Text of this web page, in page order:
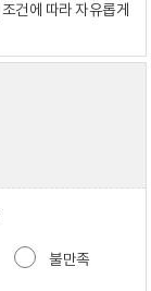
조건에 따라 자유롭게
불만족